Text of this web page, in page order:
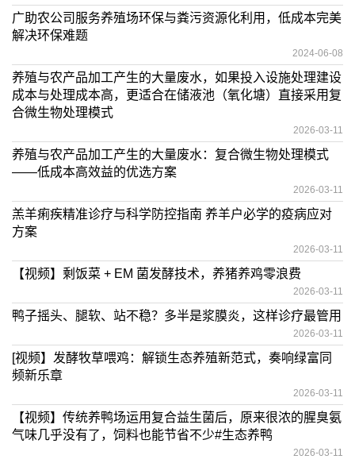
广助农公司服务养殖场环保与粪污资源化利用，低成本完美
解决环保难题
2024-06-08
养殖与农产品加工产生的大量废水，如果投入设施处理建设
成本与处理成本高，更适合在储液池（氧化塘）直接采用复
合微生物处理模式
2026-03-11
养殖与农产品加工产生的大量废水：复合微生物处理模式
——低成本高效益的优选方案
2026-03-11
羔羊痢疾精准诊疗与科学防控指南 养羊户必学的疫病应对
方案
2026-03-11
【视频】剩饭菜 + EM 菌发酵技术，养猪养鸡零浪费
2026-03-11
鸭子摇头、腿软、站不稳？多半是浆膜炎，这样诊疗最管用
2026-03-11
[视频】发酵牧草喂鸡：解锁生态养殖新范式，奏响绿富同
频新乐章
2026-03-11
【视频】传统养鸭场运用复合益生菌后，原来很浓的腥臭氨
气味几乎没有了，饲料也能节省不少#生态养鸭
2026-03-11